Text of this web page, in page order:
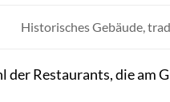
Historisches Gebäude,
der Restaurants, die am